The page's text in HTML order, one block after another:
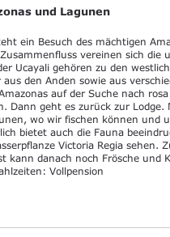
und Lagunen
ein Besuch des mächtigen
vereinen sich die
Ucayali gehören zu den
den Anden sowie aus
auf der Suche nach
Dann geht es zurück zur Lodge.
wo wir fischen können und
bietet auch die Fauna
Victoria Regia sehen.
kann danach noch Frösche und
Vollpension